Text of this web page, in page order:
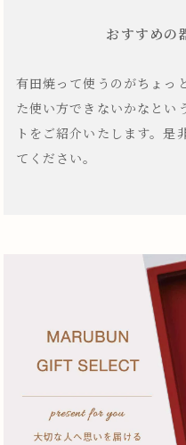
おすすめの
有田焼って使うのがちょっ
た使い方できないかなとい
トをご紹介いたします。是
てください。